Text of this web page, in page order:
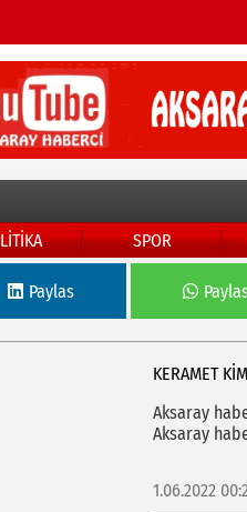
SPOR
Paylas
KERAMET
Aksaray
Aksaray
1.06.2022